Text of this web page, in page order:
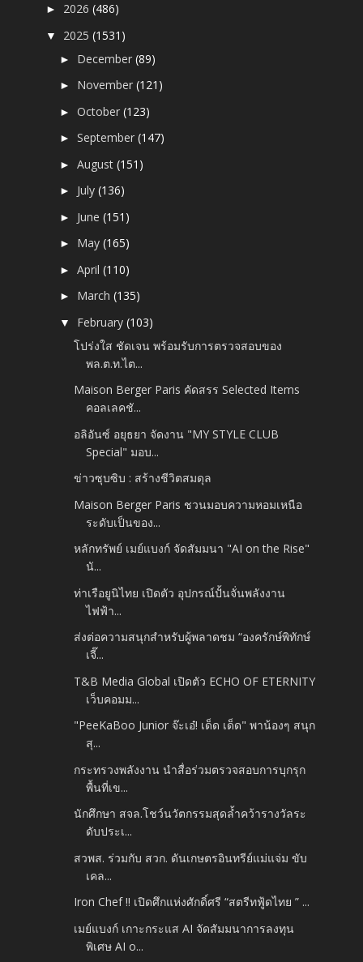
► 2026(486)
▼ 2025(1531)
► December(89)
► November(121)
►October(123)
►September(147)
►August(151)
► July(136)
► June(151)
► May(165)
►April(110)
► March(135)
▼ February(103)
โปร่งใส ชัดเจน พร้อมรับการตรวจสอบของ
พล.ต.ท.ไต...
Maison Berger Paris คัดสรร Selected Items
คอลเลคชั...
อลิอันซ์ อยุธยา จัดงาน "MY STYLE CLUB
Special" มอบ...
ข่าวซุบซิบ : สร้างชีวิตสมดุล
Maison Berger Paris ชวนมอบความหอมเหนือ
ระดับเป็นของ...
หลักทรัพย์ เมย์แบงก์ จัดสัมมนา "AI on the Rise"
นั...
ท่าเรือยูนิไทย เปิดตัว อุปกรณ์ปั้นจั่นพลังงาน
ไฟฟ้า...
ส่งต่อความสนุกสำหรับผู้พลาดชม “องครักษ์พิทักษ์
เจี๊...
T&B Media Global เปิดตัว ECHO OF ETERNITY
เว็บคอมม...
"PeeKaBoo Junior จ๊ะเอ๋! เด็ด เด็ด" พาน้องๆ สนุก
สุ...
กระทรวงพลังงาน นำสื่อร่วมตรวจสอบการบุกรุก
พื้นที่เข...
นักศึกษา สจล.โชว์นวัตกรรมสุดล้ำคว้ารางวัลระ
ดับประเ...
สวพส. ร่วมกับ สวก. ดันเกษตรอินทรีย์แม่แจ่ม ขับ
เคล...
Iron Chef !! เปิดศึกแห่งศักดิ์ศรี “สตรีทฟู้ดไทย ” ...
เมย์แบงก์ เกาะกระแส AI จัดสัมมนาการลงทุน
พิเศษ AI o...